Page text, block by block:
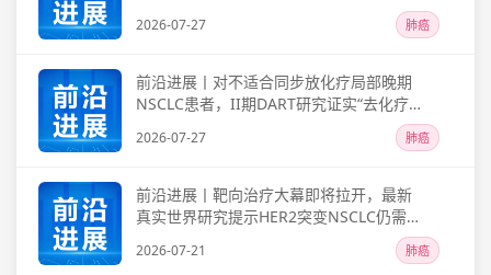
2026-07-27 肺癌
前沿进展丨对不适合同步放化疗局部晚期
NSCLC患者，II期DART研究证实“去化疗”
的放免联合模式即足以带来显著生存改善
2026-07-27 肺癌
前沿进展丨靶向治疗大幕即将拉开，最新
真实世界研究提示HER2突变NSCLC仍需细
2026-07-21 肺癌